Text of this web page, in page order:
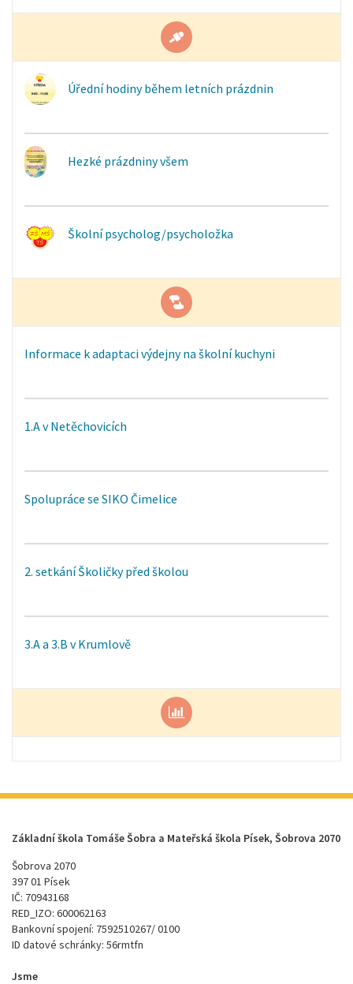
Úřední hodiny během letních prázdnin
Hezké prázdniny všem
Školní psycholog/psycholožka
Informace k adaptaci výdejny na školní kuchyni
1.A v Netěchovicích
Spolupráce se SIKO Čimelice
2. setkání Školičky před školou
3.A a 3.B v Krumlově
Základní škola Tomáše Šobra a Mateřská škola Písek, Šobrova 2070
Šobrova 2070
397 01 Písek
IČ: 70943168
RED_IZO: 600062163
Bankovní spojení: 7592510267/ 0100
ID datové schránky: 56rmtfn
Jsme